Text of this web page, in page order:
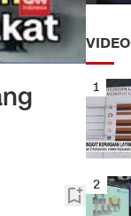
1
2